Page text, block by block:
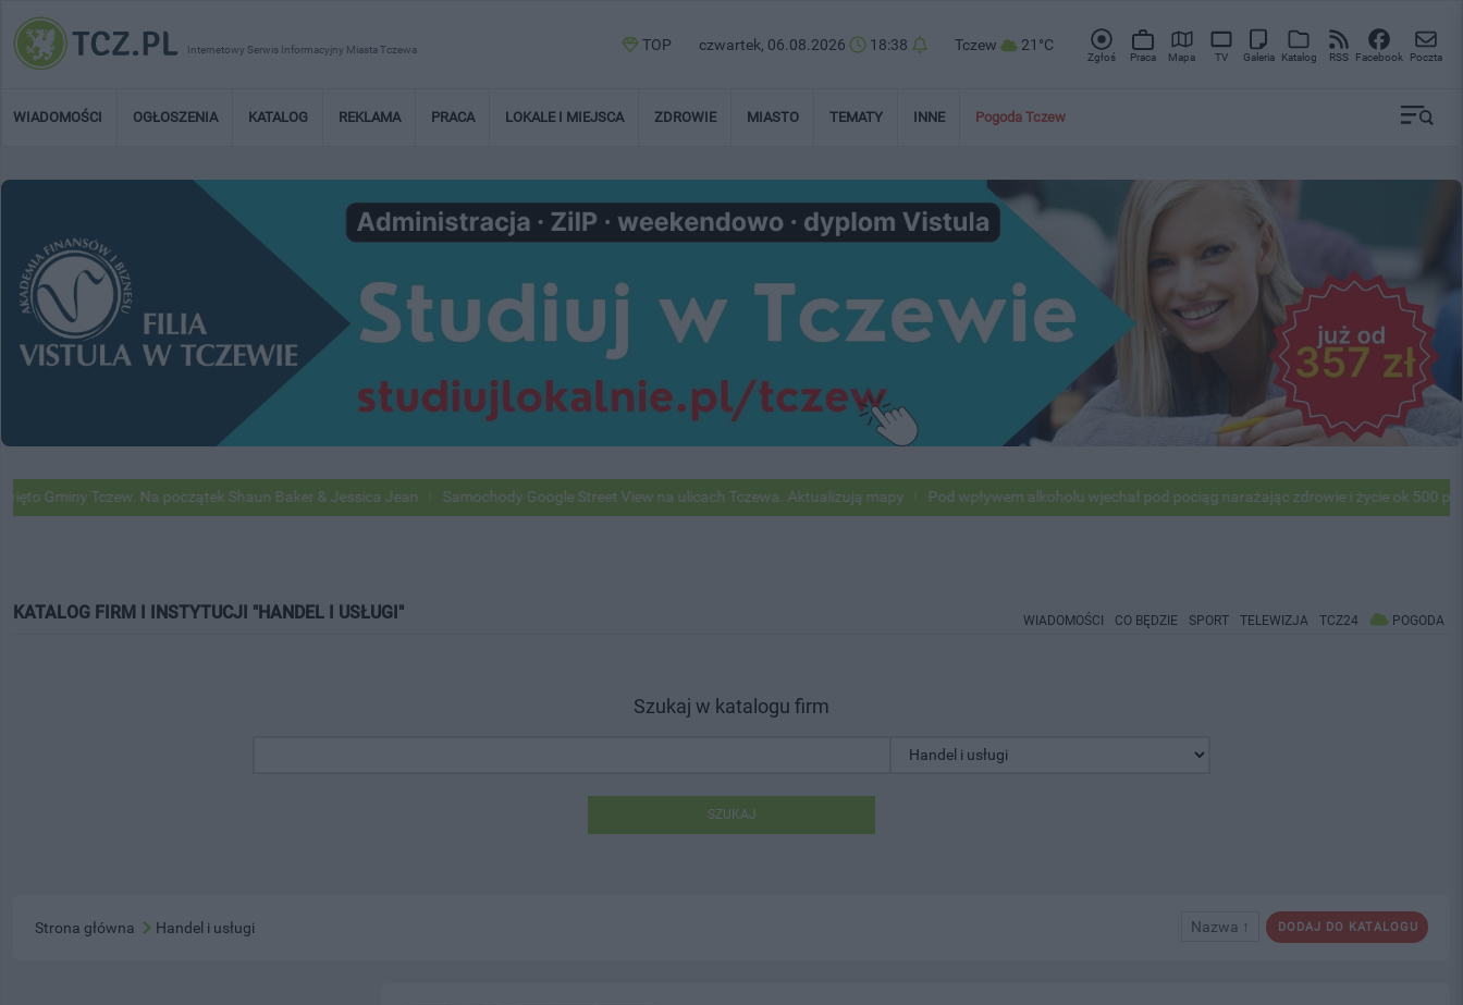
Internetowy Serwis Informacyjny Miasta Tczewa TOP czwartek, 06.08.2026 18:38 Tczew 21°C
Zgłoś Praca Mapa TV Galeria Katalog RSS Facebook Poczta
WIADOMOŚCI OGŁOSZENIA KATALOG REKLAMA PRACA LOKALE I MIEJSCA ZDROWIE MIASTO TEMATY INNE Pogoda Tczew
Tczew. Na początek Shaun Baker & Jessica Jean Samochody Google Street View na ulicach Tczewa. Aktualizują mapy Pod wpływem alkoholu wjechał pod pociąg narażając zdrowie i życie ok 500 pasażerów!
KATALOG FIRM I INSTYTUCJI "HANDEL I USŁUGI" WIADOMOŚCI CO BĘDZIE SPORT TELEWIZJA TCZ24 POGODA
Szukaj w katalogu firm
SZUKAJ
DODAJ DO KATALOGU
Nazwa ↑
Strona główna Handel i usługi